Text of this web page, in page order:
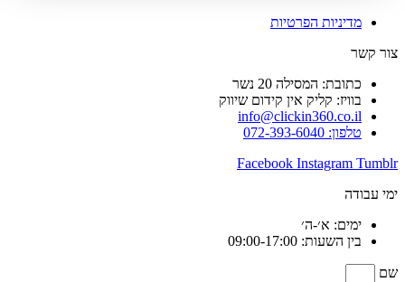
מדיניות הפרטיות
צור קשר
כתובת: המסילה 20 נשר
בוויז: קליק אין קידום שיווק
info@clickin360.co.il
טלפון: 072-393-6040
Facebook Instagram Tumblr
ימי עבודה
ימים: א׳-ה׳
בין השעות: 09:00-17:00
שם